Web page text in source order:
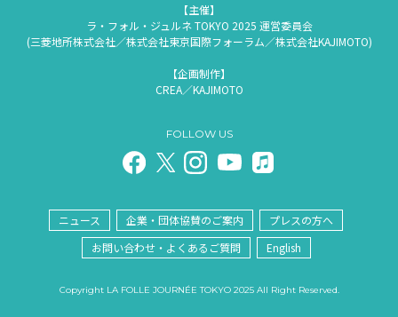
【主催】
ラ・フォル・ジュルネ TOKYO 2025 運営委員会
(三菱地所株式会社／株式会社東京国際フォーラム／株式会社KAJIMOTO)
【企画制作】
CREA／KAJIMOTO
FOLLOW US
ニュース 企業・団体協賛のご案内
プレスの方へ
お問い合わせ・よくあるご質問
English
Copyright LA FOLLE JOURNÉE TOKYO 2025 All Right Reserved.